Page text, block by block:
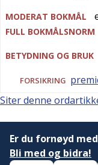
MODERAT BOKMÅL
FULL BOKMÅLSNORM
BETYDNING OG BRUK
FORSIKRING
Siter denne
Er du fornøyd
Bli med og bidra!